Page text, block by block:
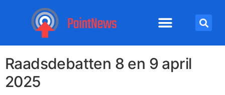
Raadsdebatten 8 en 9 april
2025